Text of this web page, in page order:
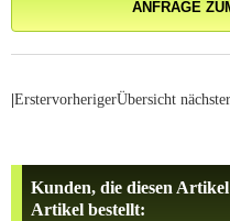
ANFRAGE
|ErstervorherigerÜbersicht nächster
Kunden, die diesen
Artikel bestellt: